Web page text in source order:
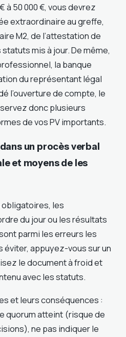
à 50 000 €, vous devrez
extraordinaire au greffe,
M2, de l’attestation de
mis à jour. De même,
la banque
du représentant légal
l’ouverture de compte, le
donc plusieurs
de vos PV importants.
un procès verbal
et moyens de les
les
du jour ou les résultats
parmi les erreurs les
éviter, appuyez-vous sur un
le document à froid et
avec les statuts.
et leurs conséquences :
quorum atteint (risque de
ne pas indiquer le